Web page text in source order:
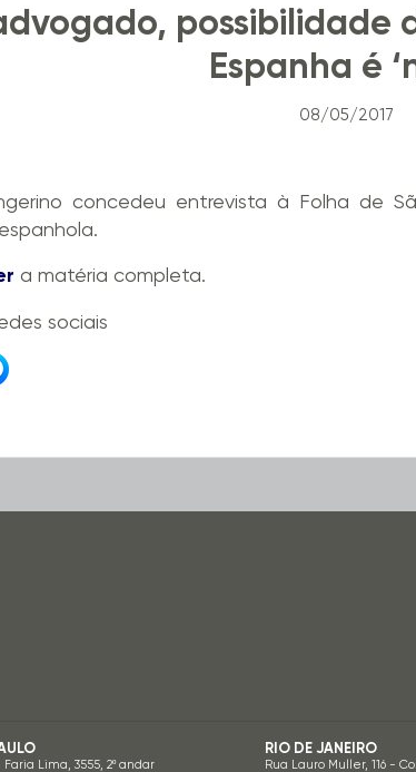
possibilidade
Espanha é
08/05/2017
concedeu entrevista à Folha de
a matéria completa.
sociais
Faria Lima, 3555, 2º andar
RIO DE JANEIRO
Rua Lauro Muller, 116 -